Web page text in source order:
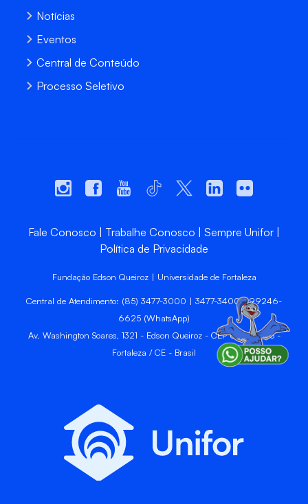
Notícias
Eventos
Central de Conteúdo
Processo Seletivo
Fale Conosco Trabalhe Conosco
Sempre Unifor
Política de Privacidade
Fundação Edson Queiroz | Universidade de Fortaleza
Central de Atendimento: (85) 3477-3000 | 3477-3400 | 99246-
6625 (WhatsApp)
Av. Washington Soares, 1321 - Edson Queiroz - CEP 60811-905 -
Fortaleza / CE - Brasil